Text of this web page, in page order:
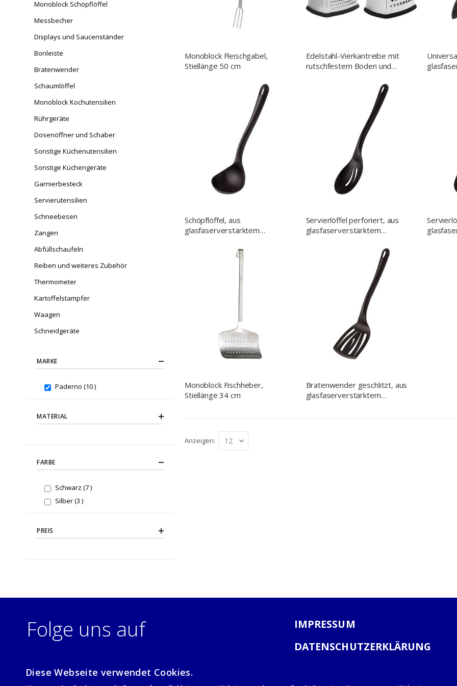
Monoblock Fleischgabel,
Stiellänge 50 cm
Edelstahl-Vierkantreibe mit
rutschfestem Boden und
Schöpflöffel, aus
glasfaserverstärktem
Servierlöffel perforiert, aus
glasfaserverstärktem
Monoblock Fischheber,
Stiellänge 34 cm
Bratenwender geschlitzt, aus
glasfaserverstärktem
Anzeigen
Monoblock Schöpflöffel
Messbecher
Displays und Saucenständer
Bonleiste
Bratenwender
Schaumlöffel
Monoblock Kochutensilien
Rührgeräte
Dosenöffner und Schaber
Sonstige Küchenutensilien
Sonstige Küchengeräte
Garnierbesteck
Servierutensilien
Schneebesen
Zangen
Abfüllschaufeln
Reiben und weiteres Zubehör
Thermometer
Kartoffelstampfer
Waagen
Schneidgeräte
MARKE
Paderno 10items
MATERIAL
FARBE
Schwarz 7items
Silber 3 items
PREIS
Folge uns auf
IMPRESSUM
DATENSCHUTZERKLÄRUNG
Diese Webseite verwendet Cookies.